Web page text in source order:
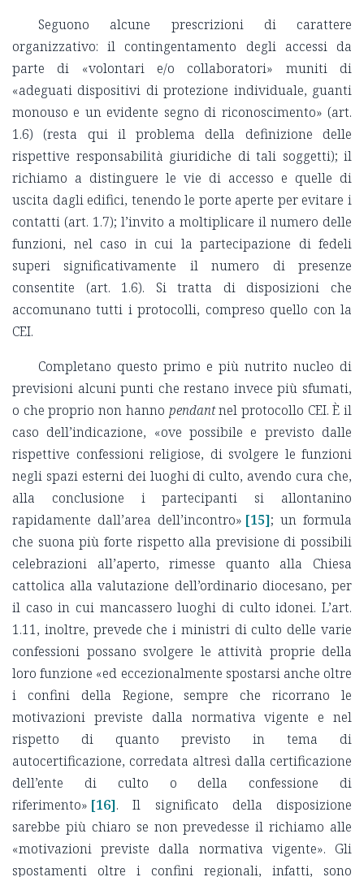
Seguono alcune prescrizioni di carattere
organizzativo: il contingentamento degli accessi da
parte di «volontari e/o collaboratori» muniti di
«adeguati dispositivi di protezione individuale, guanti
monouso e un evidente segno di riconoscimento» (art.
1.6) (resta qui il problema della definizione delle
rispettive responsabilità giuridiche di tali soggetti); il
richiamo a distinguere le vie di accesso e quelle di
uscita dagli edifici, tenendo le porte aperte per evitare i
contatti (art. 1.7); l’invito a moltiplicare il numero delle
funzioni, nel caso in cui la partecipazione di fedeli
superi significativamente il numero di presenze
consentite (art. 1.6). Si tratta di disposizioni che
accomunano tutti i protocolli, compreso quello con la
CEI.
Completano questo primo e più nutrito nucleo di
previsioni alcuni punti che restano invece più sfumati,
o che proprio non hanno pendantnel protocollo CEI. È il
caso dell’indicazione, «ove possibile e previsto dalle
rispettive confessioni religiose, di svolgere le funzioni
negli spazi esterni dei luoghi di culto, avendo cura che,
alla conclusione i partecipanti si allontanino
rapidamente dall’area dell’incontro» [15]; un formula
che suona più forte rispetto alla previsione di possibili
celebrazioni all’aperto, rimesse quanto alla Chiesa
cattolica alla valutazione dell’ordinario diocesano, per
il caso in cui mancassero luoghi di culto idonei. L’art.
1.11, inoltre, prevede che i ministri di culto delle varie
confessioni possano svolgere le attività proprie della
loro funzione «ed eccezionalmente spostarsi anche oltre
i confini della Regione, sempre che ricorrano le
motivazioni previste dalla normativa vigente e nel
rispetto di quanto previsto in tema di
autocertificazione, corredata altresì dalla certificazione
dell’ente di culto o della confessione di
riferimento» [16]. Il significato della disposizione
sarebbe più chiaro se non prevedesse il richiamo alle
«motivazioni previste dalla normativa vigente». Gli
spostamenti oltre i confini regionali, infatti, sono